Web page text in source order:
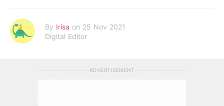
By Irisa on 25 Nov 2021
Digital Editor
ADVERTISEMENT